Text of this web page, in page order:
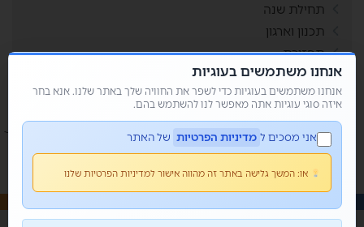
תחילת שנה
תכנון וארגון
תפזורת
תשבצים
אנחנו משתמשים בעוגיות
אנחנו משתמשים בעוגיות כדי לשפר את החוויה שלך באתר שלנו. אנא בחר
איזה סוגי עוגיות אתה מאפשר לנו להשתמש בהם.
אני מסכים ל מדיניות הפרטיות של האתר
או: המשך גלישה באתר זה מהווה אישור למדיניות הפרטיות שלנו